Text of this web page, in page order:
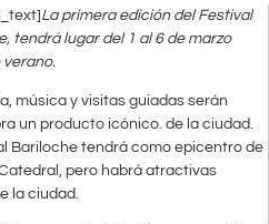
La primera edición del Festival
tendrá lugar del 1 al 6 de marzo
verano.
música y visitas guiadas serán
un producto icónico. de la ciudad.
Bariloche tendrá como epicentro de
pero habrá atractivas
la ciudad.